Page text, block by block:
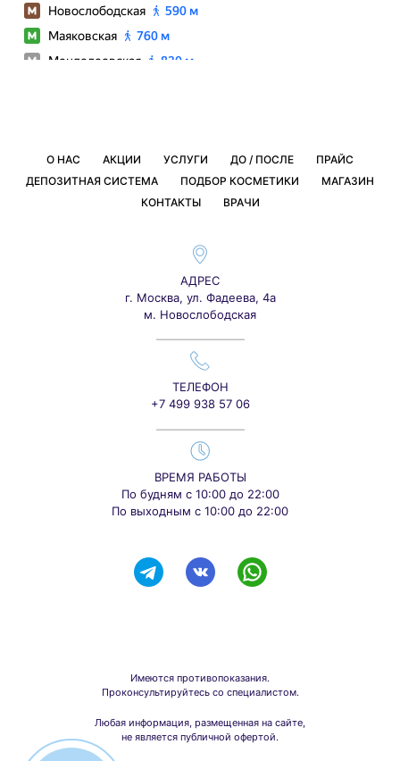
О НАС АКЦИИ УСЛУГИ ДО / ПОСЛЕ
ПРАЙС
ДЕПОЗИТНАЯ СИСТЕМА
ПОДБОР КОСМЕТИКИ
МАГАЗИН
КОНТАКТЫ
ВРАЧИ
АДРЕС
г. Москва, ул. Фадеева, 4а
м. Новослободская
ТЕЛЕФОН
+7 499 938 57 06
ВРЕМЯ РАБОТЫ
По будням с 10:00 до 22:00
По выходным с 10:00 до 22:00
Имеются противопоказания.
Проконсультируйтесь со специалистом.
Любая информация, размещенная на сайте,
не является публичной офертой.